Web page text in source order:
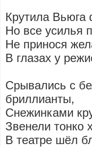
Крутила Вьюга
Но все усилья
Не принося
В глазах у
Срывались с
бриллианты,
Снежинками
Звенели тонко
В театре шёл